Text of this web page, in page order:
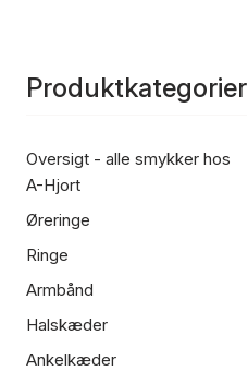
Produktkategorier
Oversigt - alle smykker hos
A-Hjort
Øreringe
Ringe
Armbånd
Halskæder
Ankelkæder